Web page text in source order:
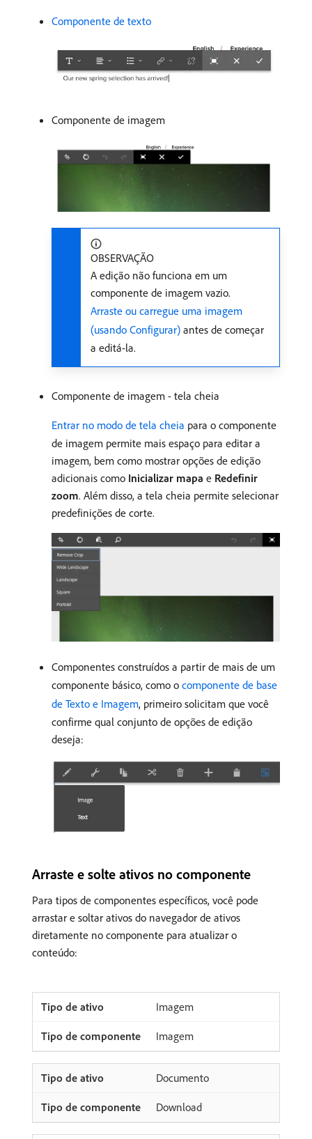
Componente de texto
Componente de imagem
OBSERVAÇÃO
A edição não funciona em um
componente de imagem vazio.
Arraste ou carregue uma imagem
(usando Configurar) antes de começar
a editá-la.
Componente de imagem - tela cheia
Entrar no modo de tela cheia para o componente
de imagem permite mais espaço para editar a
imagem, bem como mostrar opções de edição
adicionais como Inicializar mapa e Redefinir
zoom. Além disso, a tela cheia permite selecionar
predefinições de corte.
Componentes construídos a partir de mais de um
componente básico, como o componente de base
de Texto e Imagem, primeiro solicitam que você
confirme qual conjunto de opções de edição
deseja:
Arraste e solte ativos no componente
Para tipos de componentes específicos, você pode
arrastar e soltar ativos do navegador de ativos
diretamente no componente para atualizar o
conteúdo:
Imagem
Imagem
Documento
Download